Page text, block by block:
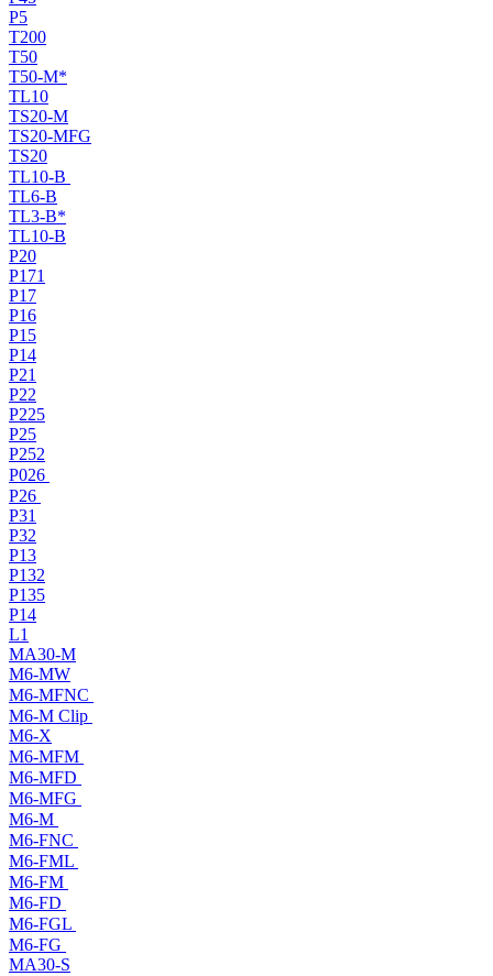
P5
T200
T50
T50-M*
TL10
TS20-M
TS20-MFG
TS20
TL10-B
TL6-B
TL3-B*
TL10-B
P20
P171
P17
P16
P15
P14
P21
P22
P225
P25
P252
P026
P26
P31
P32
P13
P132
P135
P14
L1
MA30-M
M6-MW
M6-MFNC
M6-M Clip
M6-X
M6-MFM
M6-MFD
M6-MFG
M6-M
M6-FNC
M6-FML
M6-FM
M6-FD
M6-FGL
M6-FG
MA30-S